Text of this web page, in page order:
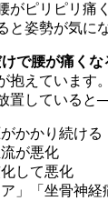
がピリピリ痛
と姿勢が気に
で腰が痛くな
抱えています。
置していると
かかり続ける
が悪化
して悪化
」「坐骨神経